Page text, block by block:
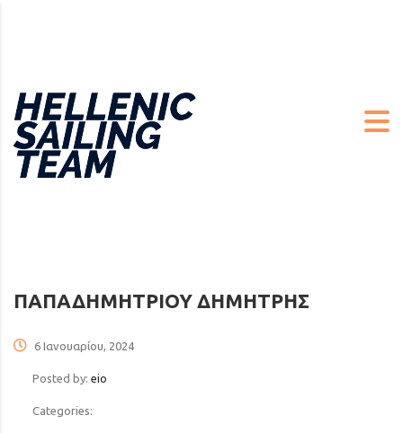
ΠΑΠΑΔΗΜΗΤΡΙΟΥ ΔΗΜΗΤΡΗΣ
6 Ιανουαρίου, 2024
Posted by: eio
Categories: